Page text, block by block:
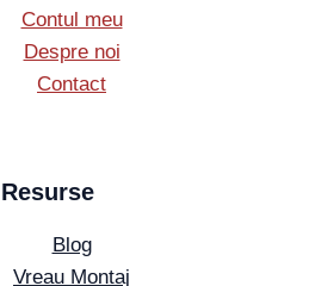
Contul meu
Despre noi
Contact
Resurse
Blog
Vreau Montaj